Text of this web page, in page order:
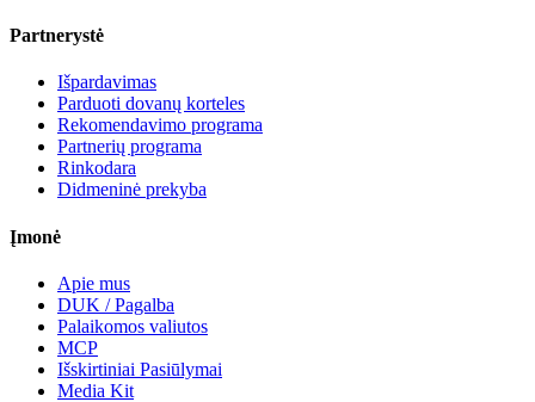
Partnerystė
Išpardavimas
Parduoti dovanų korteles
Rekomendavimo programa
Partnerių programa
Rinkodara
Didmeninė prekyba
Įmonė
Apie mus
DUK / Pagalba
Palaikomos valiutos
MCP
Išskirtiniai Pasiūlymai
Media Kit